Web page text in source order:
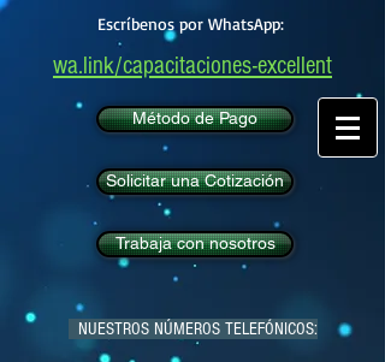
Escríbenos por WhatsApp:
wa.link/capacitaciones-excellent
Método de Pago
Solicitar una Cotización
Trabaja con nosotros
NUESTROS NÚMEROS TELEFÓNICOS: